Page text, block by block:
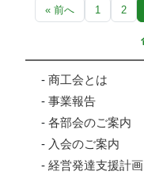
- 商工会とは
- 事業報告
- 各部会のご案内
- 入会のご案内
- 経営発達支援計画
« 前へ 1 2